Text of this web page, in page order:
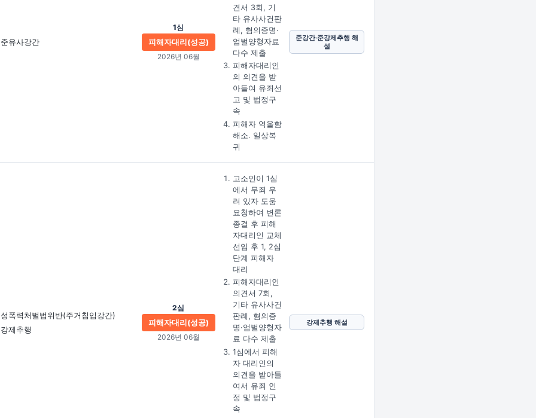
준유사강간
1심
피해자대리(성공)
2026년 06월
견서 3회, 기
타 유사사건판
례, 혐의증명·
엄벌양형자료
다수 제출
피해자대리인
의 의견을 받
아들여 유죄선
고 및 법정구
속
피해자 억울함
해소. 일상복
귀
준강간·준강제추행 해
설
성폭력처벌법위반(주거침입강간)
강제추행
2심
피해자대리(성공)
2026년 06월
고소인이 1심
에서 무죄 우
려 있자 도움
요청하여 변론
종결 후 피해
자대리인 교체
선임 후 1, 2심
단계 피해자
대리
피해자대리인
의견서 7회,
기타 유사사건
판례, 혐의증
명·엄벌양형자
료 다수 제출
1심에서 피해
자 대리인의
의견을 받아들
여서 유죄 인
정 및 법정구
속
강제추행 해설